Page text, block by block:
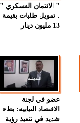
" الائتمان العسكري "
: تمويل طلبات بقيمة
13 مليون دينار
عضو في لجنة
الاقتصاد النيابية: بطء
شديد في تنفيذ رؤية